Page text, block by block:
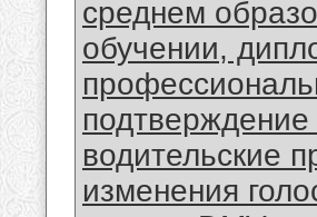
среднем
обучении,
водительские
изменения